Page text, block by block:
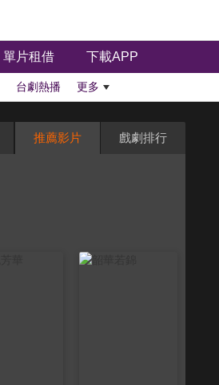
單片租借 下載APP
台劇熱播 更多
推薦影片 戲劇排行